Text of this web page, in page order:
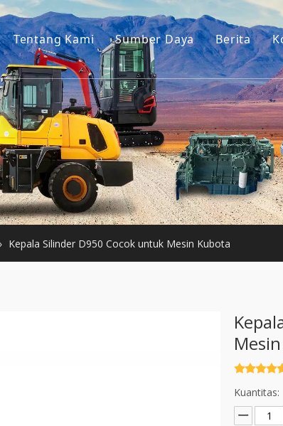
Kecil
Tentang Kami
Cerita kita
Keuntungan kami
Sumber Daya
Panduan
Pertanyaan Umum
Video
Berita
Kepala Silinder D950 Cocok untuk Mesin Kubota
Kuantitas: